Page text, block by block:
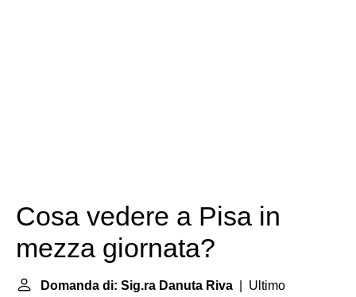
Cosa vedere a Pisa in
mezza giornata?
Domanda di: Sig.ra Danuta Riva | Ultimo